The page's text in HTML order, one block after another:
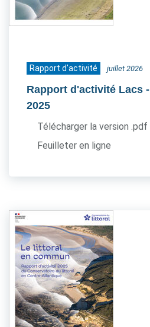
Rapport d'activité juillet 2026
Rapport d'activité Lacs -
2025
Télécharger la version .pdf
Feuilleter en ligne